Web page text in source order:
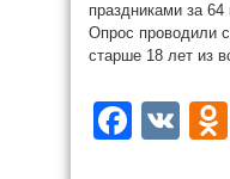
праздниками за
Опрос проводили
старше 18 лет из
VK